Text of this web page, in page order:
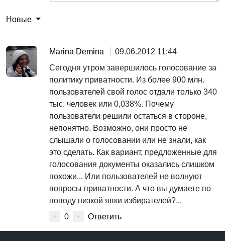
Новые
Marina Demina
09.06.2012 11:44
Сегодня утром завершилось голосование за
политику приватности. Из более 900 млн.
пользователей свой голос отдали только 340
тыс. человек или 0,038%. Почему
пользователи решили остаться в стороне,
непонятно. Возможно, они просто не
слышали о голосовании или не знали, как
это сделать. Как вариант, предложенные для
голосования документы оказались слишком
похожи... Или пользователей не волнуют
вопросы приватности. А что вы думаете по
поводу низкой явки избирателей?...
+ 0 - Ответить